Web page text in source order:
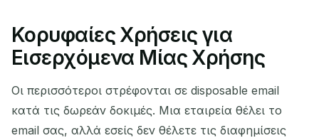
Κορυφαίες Χρήσεις για
Εισερχόμενα Μίας Χρήσης
Οι περισσότεροι στρέφονται σε disposable email
κατά τις δωρεάν δοκιμές. Μια εταιρεία θέλει το
email σας, αλλά εσείς δεν θέλετε τις διαφημίσεις